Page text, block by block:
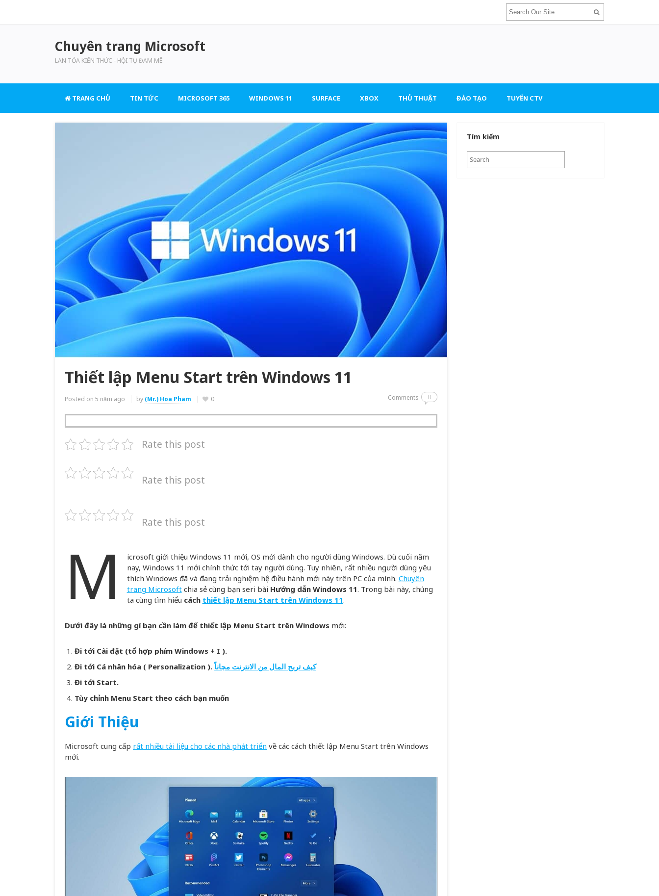
Chuyên trang Microsoft
LAN TỎA KIẾN THỨC - HỘI TỤ ĐAM MÊ
TRANG CHỦ TIN TỨC MICROSOFT 365 WINDOWS 11 SURFACE XBOX THỦ THUẬT ĐÀO TẠO TUYỂN CTV
Thiết lập Menu Start trên Windows 11
Posted on 5 năm ago by (Mr.) Hoa Pham 0 Comments 0
Rate this post
Rate this post
Rate this post
M
icrosoft giới thiệu Windows 11 mới, OS mới dành cho người dùng Windows. Dù cuối năm
nay, Windows 11 mới chính thức tới tay người dùng. Tuy nhiên, rất nhiều người dùng yêu
thích Windows đã và đang trải nghiệm hệ điều hành mới này trên PC của mình. Chuyên
trang Microsoftchia sẻ cùng bạn seri bài Hướng dẫn Windows 11. Trong bài này, chúng
ta cùng tìm hiểu cách thiết lập Menu Start trên Windows 11.
Dưới đây là những gì bạn cần làm để thiết lập Menu Start trên Windows mới:
Đi tới Cài đặt (tổ hợp phím Windows + I ).
Đi tới Cá nhân hóa ( Personalization ).كيف تربح المال من الانترنت مجاناً
Đi tới Start.
Tùy chỉnh Menu Start theo cách bạn muốn
Giới Thiệu
Microsoft cung cấp rất nhiều tài liệu cho các nhà phát triển về các cách thiết lập Menu Start trên Windows
mới.
Tìm kiếm